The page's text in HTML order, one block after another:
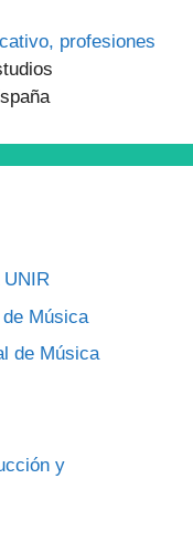
profesiones
UNIR
Música
de Música
y